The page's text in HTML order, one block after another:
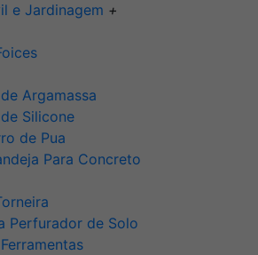
e Jardinagem +
Argamassa
Silicone
de Pua
Para Concreto
Perfurador de Solo